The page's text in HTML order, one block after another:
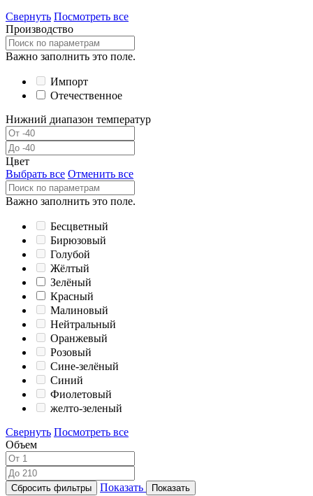
Свернуть Посмотреть все
Производство
Важно заполнить это поле.
Импорт
Отечественное
Нижний диапазон температур
Цвет
Выбрать все Отменить все
Важно заполнить это поле.
Бесцветный
Бирюзовый
Голубой
Жёлтый
Зелёный
Красный
Малиновый
Нейтральный
Оранжевый
Розовый
Сине-зелёный
Синий
Фиолетовый
желто-зеленый
Свернуть Посмотреть все
Объем
Сбросить фильтры Показать Показать